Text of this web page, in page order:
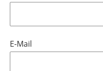
E-Mail